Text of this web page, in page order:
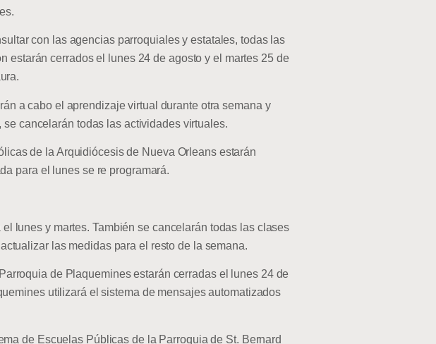
con las agencias parroquiales y estatales, todas las
estarán cerrados el lunes 24 de agosto y el martes 25 de
a cabo el aprendizaje virtual durante otra semana y
cancelarán todas las actividades virtuales.
de la Arquidiócesis de Nueva Orleans estarán
para el lunes se re programará.
lunes y martes. También se cancelarán todas las clases
las medidas para el resto de la semana.
de Plaquemines estarán cerradas el lunes 24 de
utilizará el sistema de mensajes automatizados
de Escuelas Públicas de la Parroquia de St. Bernard